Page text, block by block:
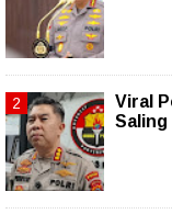
Viral
Saling